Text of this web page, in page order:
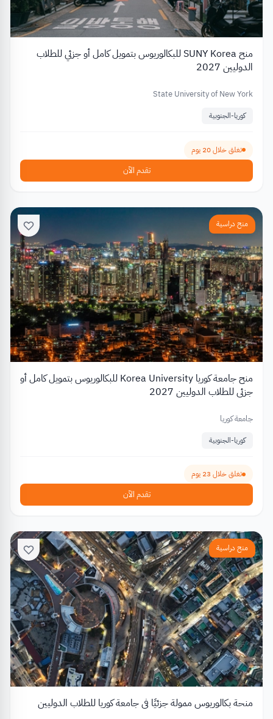
منح SUNY Korea للبكالوريوس بتمويل كامل أو جزئي للطلاب
الدوليين 2027
State University of New York
كوريا-الجنوبية
تغلق خلال 20 يوم
تقدم الآن
منح دراسية
منح جامعة كوريا Korea University للبكالوريوس بتمويل كامل أو
جزئي للطلاب الدوليين 2027
جامعة كوريا
كوريا-الجنوبية
تغلق خلال 23 يوم
تقدم الآن
منح دراسية
منحة بكالوريوس ممولة جزئيًا في جامعة كوريا للطلاب الدوليين